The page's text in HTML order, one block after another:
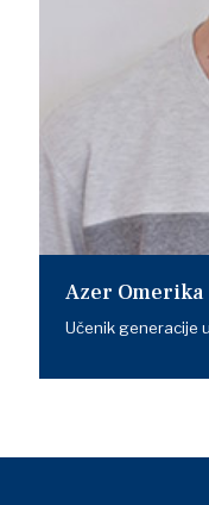
Azer Omerika
Učenik generacije